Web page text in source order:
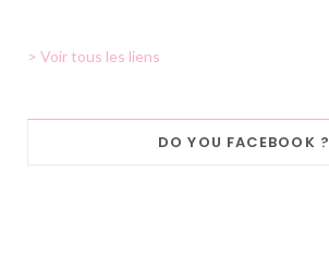
> Voir tous les liens
DO YOU FACEBOOK ?